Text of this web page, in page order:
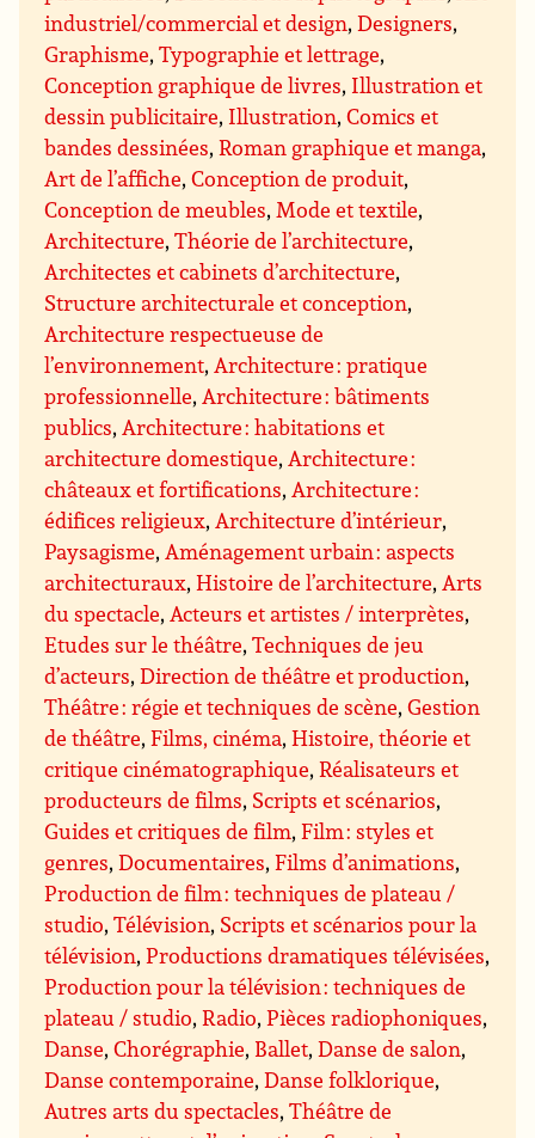
industriel/commercial et design,Designers,
Graphisme,Typographie et lettrage,
Conception graphique de livres, Illustration et
dessin publicitaire, Illustration,Comics et
bandes dessinées,Roman graphique et manga,
Art de l’affiche,Conception de produit,
Conception de meubles,Mode et textile,
Architecture,Théorie de l’architecture,
Architectes et cabinets d’architecture,
Structure architecturale et conception,
Architecture respectueuse de
l’environnement,Architecture : pratique
professionnelle,Architecture : bâtiments
publics,Architecture : habitations et
architecture domestique,Architecture :
châteaux et fortifications,Architecture :
édifices religieux,Architecture d’intérieur,
Paysagisme,Aménagement urbain : aspects
architecturaux,Histoire de l’architecture,Arts
du spectacle,Acteurs et artistes / interprètes,
Etudes sur le théâtre,Techniques de jeu
d’acteurs,Direction de théâtre et production,
Théâtre : régie et techniques de scène,Gestion
de théâtre,Films, cinéma,Histoire, théorie et
critique cinématographique,Réalisateurs et
producteurs de films, Scripts et scénarios,
Guides et critiques de film,Film : styles et
genres,Documentaires,Films d’animations,
Production de film : techniques de plateau /
studio,Télévision, Scripts et scénarios pour la
télévision,Productions dramatiques télévisées,
Production pour la télévision : techniques de
plateau / studio,Radio,Pièces radiophoniques,
Danse,Chorégraphie, Ballet,Danse de salon,
Danse contemporaine,Danse folklorique,
Autres arts du spectacles,Théâtre de